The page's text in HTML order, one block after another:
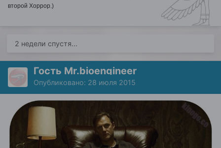
второй Хоррор.)
2 недели спустя...
Гость Mr.bioengineer
Опубликовано: 28 июля 2015